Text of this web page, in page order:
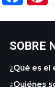
SOBRE
¿Qué es el
¿Quiénes